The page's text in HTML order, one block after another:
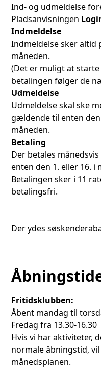
Ind- og udmeldelse
Pladsanvisningen
Indmeldelse
Indmeldelse sker altid
måneden.
(Det er muligt at
betalingen følger de
Udmeldelse
Udmeldelse skal ske
gældende til enten
måneden.
Betaling
Der betales
enten den 1. eller 16. i
Betalingen sker i 11
betalingsfri.
Der ydes
Fritidsklubben:
Åbent mandag til
Fredag fra 13.30-16.30
Hvis vi har aktiviteter,
normale åbningstid,
månedsplanen.